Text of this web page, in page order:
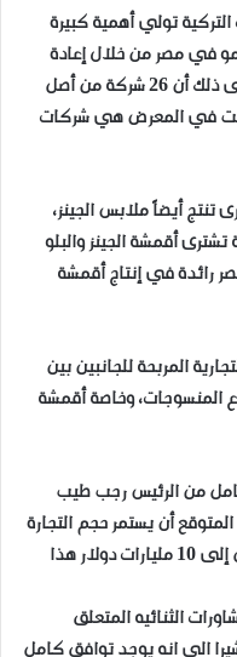
تولي أهمية كبيرة
في مصر من خلال إعادة
استثمار ما تكسبه في مصر، وخير دليل على ذلك أن 26 شركة من أصل
في المعرض هي شركات
تنتج أيضاً ملابس الجينز،
تشترى أقمشة الجينز والبلو
رائدة في إنتاج أقمشة
المربحة للجانبين بين
وخاصة أقمشة
من الرئيس رجب طيب
أن يستمر حجم التجارة
الثنائية بين تركيا ومصر في الازدياد ليصل إلى 10 مليارات دولار هذا
الثنائيه المتعلق
الى انه يوجد توافق كامل